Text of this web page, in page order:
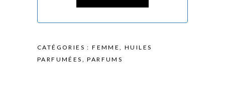
CATÉGORIES :FEMME,HUILES
PARFUMÉES ,PARFUMS